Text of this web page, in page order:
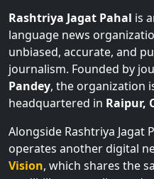
Rashtriya Jagat Pahal is
language news
unbiased, accurate, and
journalism. Founded by
Pandey, the organization
headquartered in Raipur,
Alongside Rashtriya Jagat
operates another digital
Vision, which shares the